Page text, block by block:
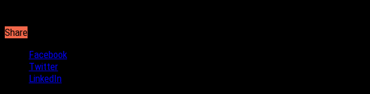
Share
Facebook
Twitter
LinkedIn